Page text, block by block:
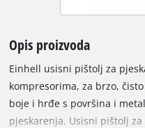
Opis proizvoda
Einhell usisni pištolj za
kompresorima, za brzo,
boje i hrđe s površina i
pjeskarenja. Usisni pištolj